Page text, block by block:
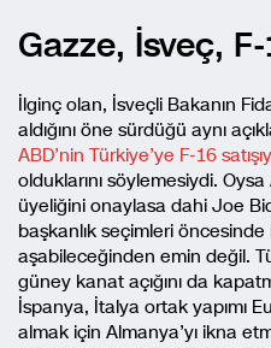
Gazze, İsveç,
İlginç olan, İsveçli Bakanın
aldığını öne sürdüğü aynı
ABD’nin Türkiye’ye F-16
olduklarını söylemesiydi.
üyeliğini onaylasa dahi Joe
başkanlık seçimleri
aşabileceğinden emin değil.
güney kanat açığını da
İspanya, İtalya ortak yapımı
almak için Almanya’yı ikna